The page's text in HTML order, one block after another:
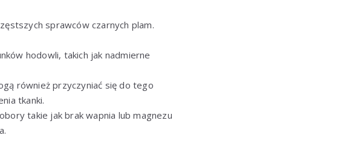
sprawców czarnych plam.
hodowli, takich jak nadmierne
również przyczyniać się do tego
tkanki.
takie jak brak wapnia lub magnezu